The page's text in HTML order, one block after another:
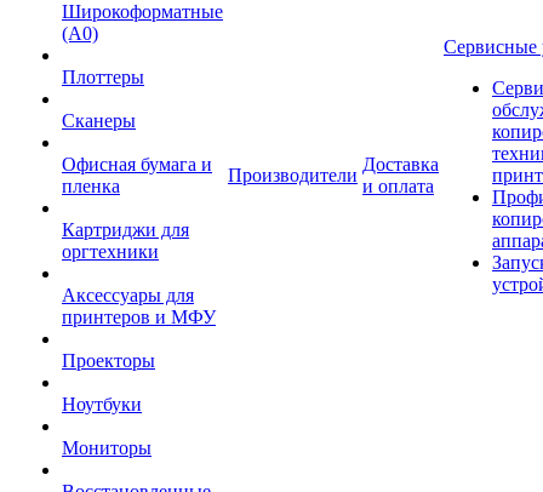
Широкоформатные
(А0)
Плоттеры
Сканеры
Офисная бумага и
пленка
Картриджи для
оргтехники
Аксессуары для
принтеров и МФУ
Проекторы
Ноутбуки
Мониторы
Производители
Доставка
и оплата
Сервисные